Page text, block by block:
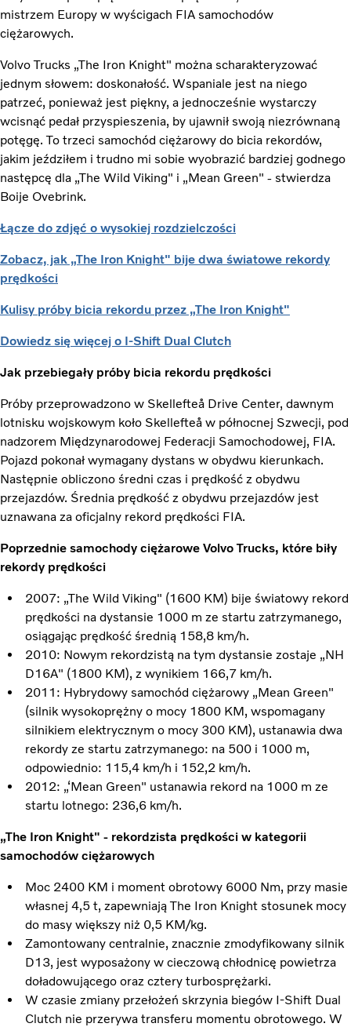
mistrzem Europy w wyścigach FIA samochodów
ciężarowych.
Volvo Trucks „The Iron Knight" można scharakteryzować
jednym słowem: doskonałość. Wspaniale jest na niego
patrzeć, ponieważ jest piękny, a jednocześnie wystarczy
wcisnąć pedał przyspieszenia, by ujawnił swoją niezrównaną
potęgę. To trzeci samochód ciężarowy do bicia rekordów,
jakim jeździłem i trudno mi sobie wyobrazić bardziej godnego
następcę dla „The Wild Viking" i „Mean Green" - stwierdza
Boije Ovebrink.
Łącze do zdjęć o wysokiej rozdzielczości
Zobacz, jak „The Iron Knight" bije dwa światowe rekordy
prędkości
Kulisy próby bicia rekordu przez „The Iron Knight"
Dowiedz się więcej o I-Shift Dual Clutch
Jak przebiegały próby bicia rekordu prędkości
Próby przeprowadzono w Skellefteå Drive Center, dawnym
lotnisku wojskowym koło Skellefteå w północnej Szwecji, pod
nadzorem Międzynarodowej Federacji Samochodowej, FIA.
Pojazd pokonał wymagany dystans w obydwu kierunkach.
Następnie obliczono średni czas i prędkość z obydwu
przejazdów. Średnia prędkość z obydwu przejazdów jest
uznawana za oficjalny rekord prędkości FIA.
Poprzednie samochody ciężarowe Volvo Trucks, które biły
rekordy prędkości
2007: „The Wild Viking" (1600 KM) bije światowy rekord
prędkości na dystansie 1000 m ze startu zatrzymanego,
osiągając prędkość średnią 158,8 km/h.
2010: Nowym rekordzistą na tym dystansie zostaje „NH
D16A" (1800 KM), z wynikiem 166,7 km/h.
2011: Hybrydowy samochód ciężarowy „Mean Green"
(silnik wysokoprężny o mocy 1800 KM, wspomagany
silnikiem elektrycznym o mocy 300 KM), ustanawia dwa
rekordy ze startu zatrzymanego: na 500 i 1000 m,
odpowiednio: 115,4 km/h i 152,2 km/h.
2012: „‘Mean Green" ustanawia rekord na 1000 m ze
startu lotnego: 236,6 km/h.
„The Iron Knight" - rekordzista prędkości w kategorii
samochodów ciężarowych
Moc 2400 KM i moment obrotowy 6000 Nm, przy masie
własnej 4,5 t, zapewniają The Iron Knight stosunek mocy
do masy większy niż 0,5 KM/kg.
Zamontowany centralnie, znacznie zmodyfikowany silnik
D13, jest wyposażony w cieczową chłodnicę powietrza
doładowującego oraz cztery turbosprężarki.
W czasie zmiany przełożeń skrzynia biegów I-Shift Dual
Clutch nie przerywa transferu momentu obrotowego. W